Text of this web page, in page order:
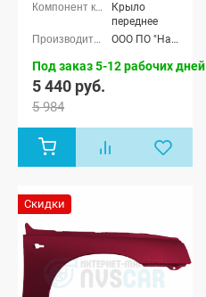
Крыло
переднее
ООО ПО "Начало"
Под заказ 5-12 рабочих дней
5 440 руб.
5 984
Скидки